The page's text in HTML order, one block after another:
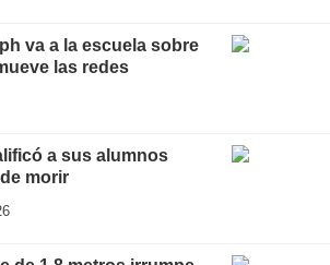
va a la escuela sobre
las redes
a sus alumnos
morir